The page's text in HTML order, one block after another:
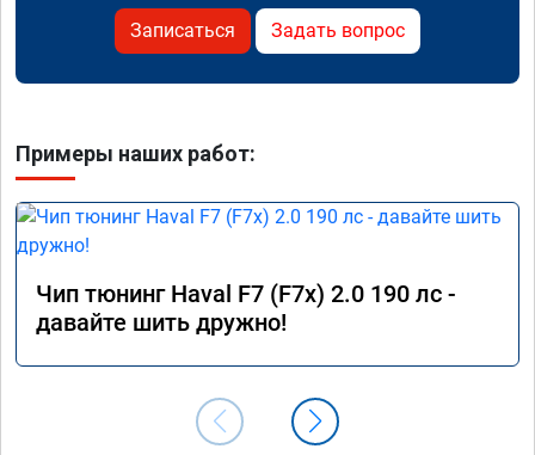
Записаться Задать вопрос
Примеры наших работ:
Чип тюнинг Haval F7 (F7x) 2.0 190 лс -
давайте шить дружно!